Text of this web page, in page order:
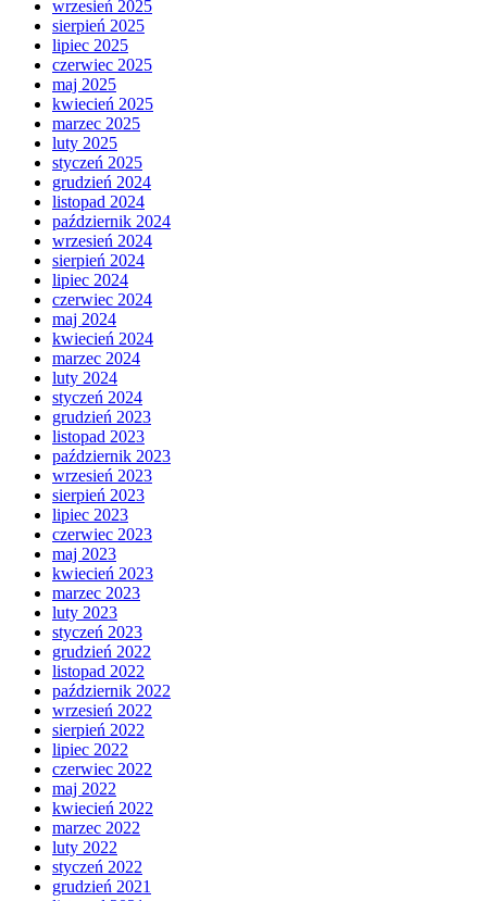
wrzesień 2025
sierpień 2025
lipiec 2025
czerwiec 2025
maj 2025
kwiecień 2025
marzec 2025
luty 2025
styczeń 2025
grudzień 2024
listopad 2024
październik 2024
wrzesień 2024
sierpień 2024
lipiec 2024
czerwiec 2024
maj 2024
kwiecień 2024
marzec 2024
luty 2024
styczeń 2024
grudzień 2023
listopad 2023
październik 2023
wrzesień 2023
sierpień 2023
lipiec 2023
czerwiec 2023
maj 2023
kwiecień 2023
marzec 2023
luty 2023
styczeń 2023
grudzień 2022
listopad 2022
październik 2022
wrzesień 2022
sierpień 2022
lipiec 2022
czerwiec 2022
maj 2022
kwiecień 2022
marzec 2022
luty 2022
styczeń 2022
grudzień 2021